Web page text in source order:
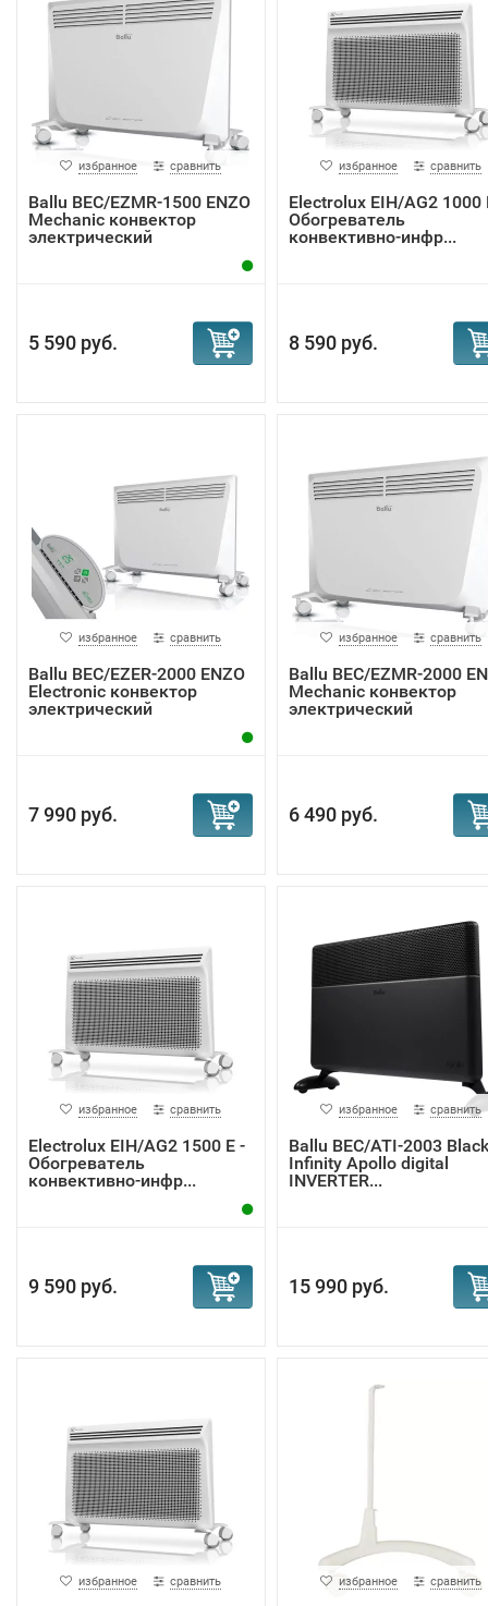
избранное сравнить
Ballu BEC/EZMR-1500 ENZO
Mechanic конвектор
электрический
5 590 руб.
избранное сравнить
Electrolux EIH/AG2 1000
Обогреватель
конвективно-инфр...
8 590 руб.
избранное сравнить
Ballu BEC/EZER-2000 ENZO
Electronic конвектор
электрический
7 990 руб.
избранное сравнить
Ballu BEC/EZMR-2000
Mechanic конвектор
электрический
6 490 руб.
избранное сравнить
Electrolux EIH/AG2 1500 E -
Обогреватель
конвективно-инфр...
9 590 руб.
избранное сравнить
Ballu BEC/ATI-2003 Black
Infinity Apollo digital
INVERTER...
15 990 руб.
избранное сравнить избранное сравнить